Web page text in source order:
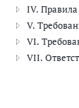
IV. Правила
V.
VI.
VII.